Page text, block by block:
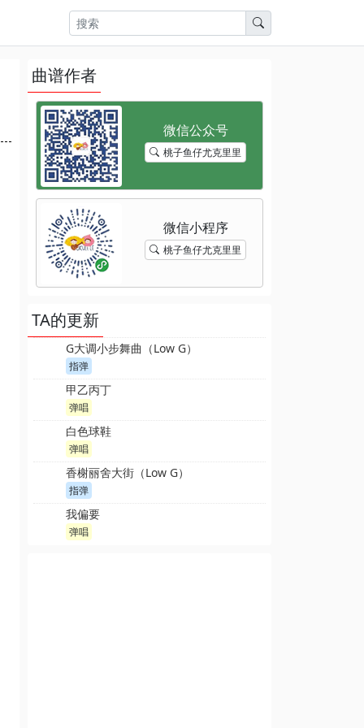
曲谱作者
桃子鱼仔尤克里里
桃子鱼仔尤克里里
TA的更新
G大调小步舞曲（Low G）
指弹
甲乙丙丁
弹唱
白色球鞋
弹唱
香榭丽舍大街（Low G）
指弹
我偏要
弹唱